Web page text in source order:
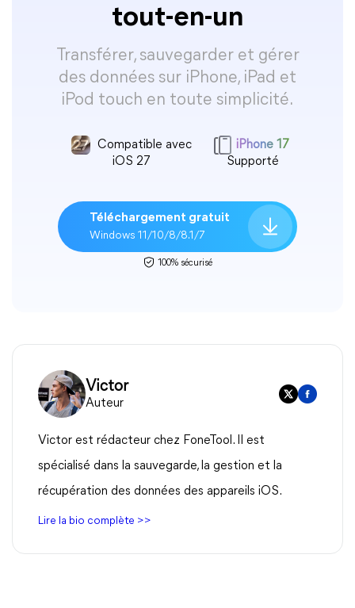
tout-en-un
Transférer, sauvegarder et gérer
des données sur iPhone, iPad et
iPod touch en toute simplicité.
Compatible avec
iOS 27
iPhone 17
Supporté
Téléchargement gratuit
Windows 11/10/8/8.1/7
100% sécurisé
Victor
Auteur
Victor est rédacteur chez FoneTool. Il est
spécialisé dans la sauvegarde, la gestion et la
récupération des données des appareils iOS.
Lire la bio complète >>